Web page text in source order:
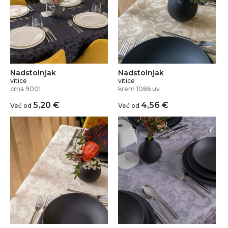
Nadstolnjak
vitice
crna 9001
Već od 5,20 €
Nadstolnjak
vitice
krem 1086 uv
Već od 4,56 €